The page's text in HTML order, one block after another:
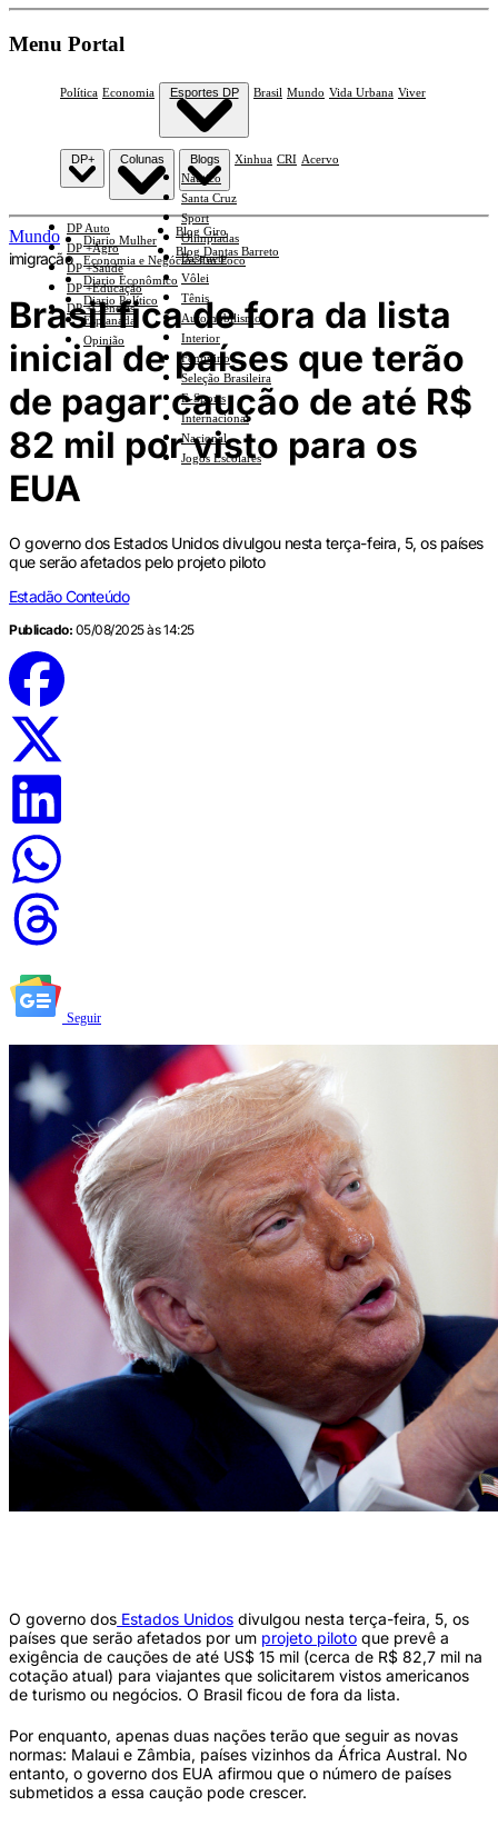
Menu Portal
Política Economia Esportes DP
Náutico
Santa Cruz
Sport
Olimpíadas
Basquete
Vôlei
Tênis
Automobilismo
Interior
Feminino
Seleção Brasileira
E-Sports
Internacional
Nacional
Jogos Escolares
Brasil Mundo Vida Urbana Viver
DP+
DP Auto
DP +Agro
DP +Saúde
DP +Educação
DP +Ciências
Colunas
Diario Mulher
Economia e Negócios Em Foco
Diario Econômico
Diario Político
Esplanada
Opinião
Blogs
Blog Giro
Blog Dantas Barreto
Xinhua CRI Acervo
Mundo
imigração
Brasil fica de fora da lista
inicial de países que terão
de pagar caução de até R$
82 mil por visto para os
EUA
O governo dos Estados Unidos divulgou nesta terça-feira, 5, os países
que serão afetados pelo projeto piloto
Estadão Conteúdo
Publicado: 05/08/2025 às 14:25
Seguir
O governo dos Estados Unidos divulgou nesta terça-feira, 5, os
países que serão afetados por um projeto piloto que prevê a
exigência de cauções de até US$ 15 mil (cerca de R$ 82,7 mil na
cotação atual) para viajantes que solicitarem vistos americanos
de turismo ou negócios. O Brasil ficou de fora da lista.
Por enquanto, apenas duas nações terão que seguir as novas
normas: Malaui e Zâmbia, países vizinhos da África Austral. No
entanto, o governo dos EUA afirmou que o número de países
submetidos a essa caução pode crescer.